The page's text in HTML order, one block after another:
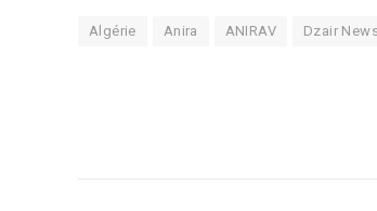
Algérie Anira ANIRAV Dzair